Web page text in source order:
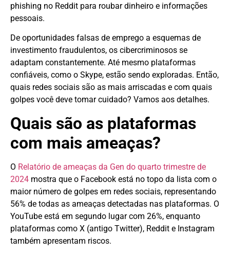
phishing no Reddit para roubar dinheiro e informações
pessoais.
De oportunidades falsas de emprego a esquemas de
investimento fraudulentos, os cibercriminosos se
adaptam constantemente. Até mesmo plataformas
confiáveis, como o Skype, estão sendo exploradas. Então,
quais redes sociais são as mais arriscadas e com quais
golpes você deve tomar cuidado? Vamos aos detalhes.
Quais são as plataformas
com mais ameaças?
O Relatório de ameaças da Gen do quarto trimestre de
2024 mostra que o Facebook está no topo da lista com o
maior número de golpes em redes sociais, representando
56% de todas as ameaças detectadas nas plataformas. O
YouTube está em segundo lugar com 26%, enquanto
plataformas como X (antigo Twitter), Reddit e Instagram
também apresentam riscos.